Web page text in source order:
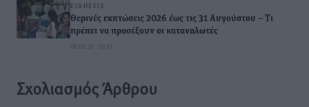
ΕΙΔΉΣΕΙΣ
Θερινές εκπτώσεις 2026 έως τις 31 Αυγούστου – Τι
πρέπει να προσέξουν οι καταναλωτές
08.08.26 · 09:31
Σχολιασμός Άρθρου